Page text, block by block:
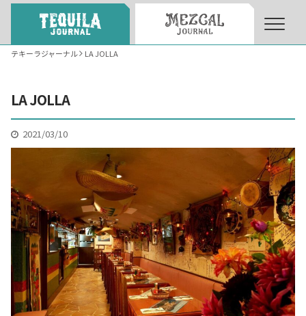
テキーラとは What’s Tequila
テキーラのつくり方 How to Make Tequila
テキーラマーケット Tequila Market
テキーラの飲み方 How to Drink Tequila
テキーラジャーナル LA JOLLA
LA JOLLA
2021/03/10